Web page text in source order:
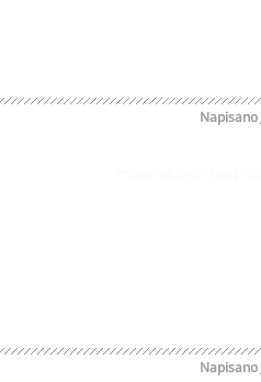
Napisano
Napisano